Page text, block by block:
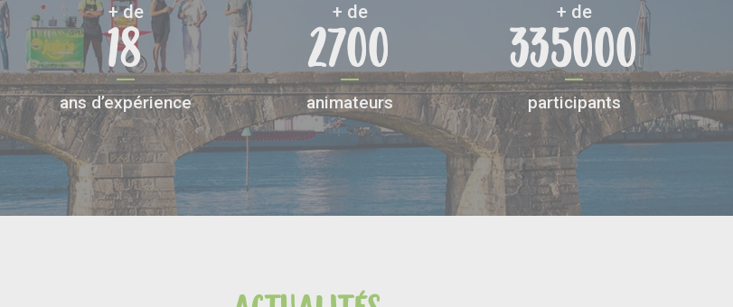
+ de
18
ans d’expérience
+ de
2700
animateurs
+ de
335000
participants